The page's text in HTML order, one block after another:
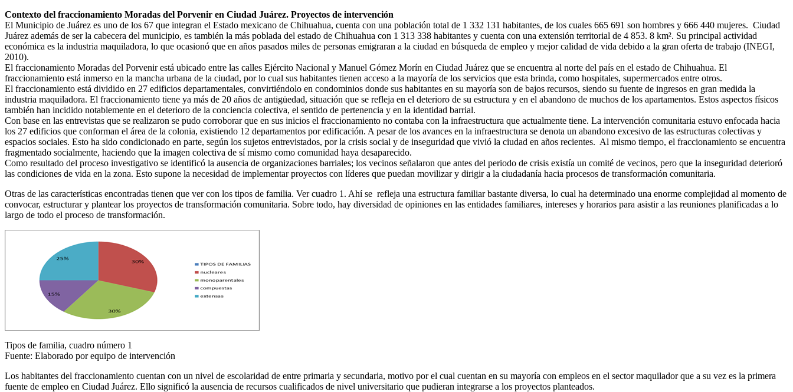
Contexto del fraccionamiento Moradas del Porvenir en Ciudad Juárez. Proyectos de intervención
El Municipio de Juárez es uno de los 67 que integran el Estado mexicano de Chihuahua, cuenta con una población total de 1 332 131 habitantes, de los cuales 665 691 son hombres y 666 440 mujeres. Ciudad
Juárez además de ser la cabecera del municipio, es también la más poblada del estado de Chihuahua con 1 313 338 habitantes y cuenta con una extensión territorial de 4 853. 8 km². Su principal actividad
económica es la industria maquiladora, lo que ocasionó que en años pasados miles de personas emigraran a la ciudad en búsqueda de empleo y mejor calidad de vida debido a la gran oferta de trabajo (INEGI,
2010).
El fraccionamiento Moradas del Porvenir está ubicado entre las calles Ejército Nacional y Manuel Gómez Morín en Ciudad Juárez que se encuentra al norte del país en el estado de Chihuahua. El
fraccionamiento está inmerso en la mancha urbana de la ciudad, por lo cual sus habitantes tienen acceso a la mayoría de los servicios que esta brinda, como hospitales, supermercados entre otros.
El fraccionamiento está dividido en 27 edificios departamentales, convirtiéndolo en condominios donde sus habitantes en su mayoría son de bajos recursos, siendo su fuente de ingresos en gran medida la
industria maquiladora. El fraccionamiento tiene ya más de 20 años de antigüedad, situación que se refleja en el deterioro de su estructura y en el abandono de muchos de los apartamentos. Estos aspectos físicos
también han incidido notablemente en el deterioro de la conciencia colectiva, el sentido de pertenencia y en la identidad barrial.
Con base en las entrevistas que se realizaron se pudo corroborar que en sus inicios el fraccionamiento no contaba con la infraestructura que actualmente tiene. La intervención comunitaria estuvo enfocada hacia
los 27 edificios que conforman el área de la colonia, existiendo 12 departamentos por edificación. A pesar de los avances en la infraestructura se denota un abandono excesivo de las estructuras colectivas y
espacios sociales. Esto ha sido condicionado en parte, según los sujetos entrevistados, por la crisis social y de inseguridad que vivió la ciudad en años recientes. Al mismo tiempo, el fraccionamiento se encuentra
fragmentado socialmente, haciendo que la imagen colectiva de sí mismo como comunidad haya desaparecido.
Como resultado del proceso investigativo se identificó la ausencia de organizaciones barriales; los vecinos señalaron que antes del periodo de crisis existía un comité de vecinos, pero que la inseguridad deterioró
las condiciones de vida en la zona. Esto supone la necesidad de implementar proyectos con líderes que puedan movilizar y dirigir a la ciudadanía hacia procesos de transformación comunitaria.
Otras de las características encontradas tienen que ver con los tipos de familia. Ver cuadro 1. Ahí se refleja una estructura familiar bastante diversa, lo cual ha determinado una enorme complejidad al momento de
convocar, estructurar y plantear los proyectos de transformación comunitaria. Sobre todo, hay diversidad de opiniones en las entidades familiares, intereses y horarios para asistir a las reuniones planificadas a lo
largo de todo el proceso de transformación.
Tipos de familia, cuadro número 1
Fuente: Elaborado por equipo de intervención
Los habitantes del fraccionamiento cuentan con un nivel de escolaridad de entre primaria y secundaria, motivo por el cual cuentan en su mayoría con empleos en el sector maquilador que a su vez es la primera
fuente de empleo en Ciudad Juárez. Ello significó la ausencia de recursos cualificados de nivel universitario que pudieran integrarse a los proyectos planteados.